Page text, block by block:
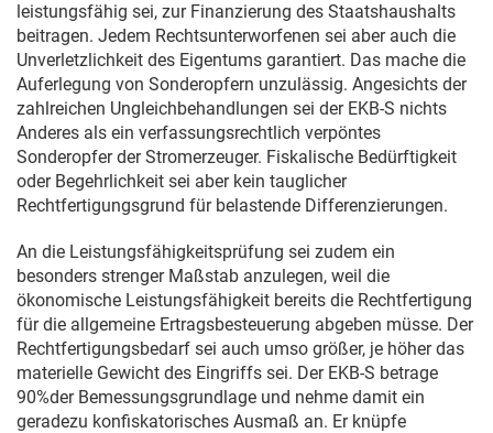
leistungsfähig sei, zur Finanzierung des Staatshaushalts
beitragen. Jedem Rechtsunterworfenen sei aber auch die
Unverletzlichkeit des Eigentums garantiert. Das mache die
Auferlegung von Sonderopfern unzulässig. Angesichts der
zahlreichen Ungleichbehandlungen sei der EKB-S nichts
Anderes als ein verfassungsrechtlich verpöntes
Sonderopfer der Stromerzeuger. Fiskalische Bedürftigkeit
oder Begehrlichkeit sei aber kein tauglicher
Rechtfertigungsgrund für belastende Differenzierungen.
An die Leistungsfähigkeitsprüfung sei zudem ein
besonders strenger Maßstab anzulegen, weil die
ökonomische Leistungsfähigkeit bereits die Rechtfertigung
für die allgemeine Ertragsbesteuerung abgeben müsse. Der
Rechtfertigungsbedarf sei auch umso größer, je höher das
materielle Gewicht des Eingriffs sei. Der EKB-S betrage
90%der Bemessungsgrundlage und nehme damit ein
geradezu konfiskatorisches Ausmaß an. Er knüpfe